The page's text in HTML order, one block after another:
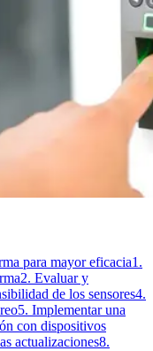
para mayor eficacia1.
2. Evaluar y
de los sensores4.
5. Implementar una
con dispositivos
actualizaciones8.